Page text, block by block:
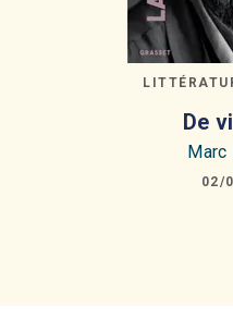
De
Marc
02/